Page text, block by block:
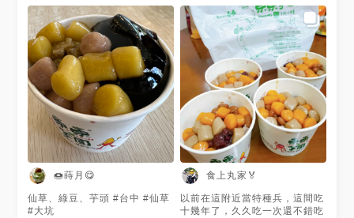
車位～ 🏷️#珍珠貳號（冰） 每
一碗都有芋圓+蕃薯圓 我選了加
珍珠、大豆、芋頭的 蕃薯圓跟
芋圓真的很Q很好吃！ 偏紮實
有嚼勁的口感～ 搭配底下的剉
冰 夏天很適合吃 旁邊的芋頭泥
很綿～ 吃起來也不會太甜 也沒
有沙沙的感覺 整體來說蠻喜歡
的🫶 推推🌕🌕🌕🌕🌑
———————————— 店
家資訊 🏠台中市北屯區東山路
二段48-3號 ⏰9:00-22:00
☎️04 2239 6349 #台中#台中
北屯#芋圓#甜品#下午茶#冰品#
東東芋圓#珍珠#芋泥#蕃薯圓
#abbey吃台中
🍩蒔月😋
仙草、綠豆、芋頭 #台中 #仙草
#大坑
食上丸家🏅
以前在這附近當特種兵，這間吃
十幾年了，久久吃一次還不錯吃